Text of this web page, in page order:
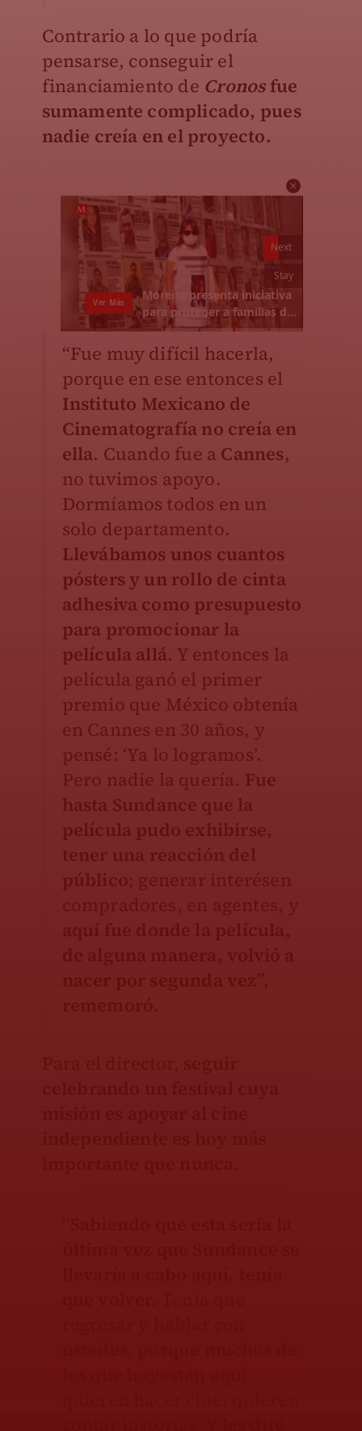
Contrario a lo que podría
pensarse, conseguir el
financiamiento de Cronos fue
sumamente complicado, pues
nadie creía en el proyecto.
“Fue muy difícil hacerla,
porque en ese entonces el
Instituto Mexicano de
Cinematografía no creía en
ella. Cuando fue a Cannes,
no tuvimos apoyo.
Dormíamos todos en un
solo departamento.
Llevábamos unos cuantos
pósters y un rollo de cinta
adhesiva como presupuesto
para promocionar la
película allá. Y entonces la
película ganó el primer
premio que México obtenía
en Cannes en 30 años, y
pensé: ‘Ya lo logramos’.
Pero nadie la quería. Fue
hasta Sundance que la
película pudo exhibirse,
tener una reacción del